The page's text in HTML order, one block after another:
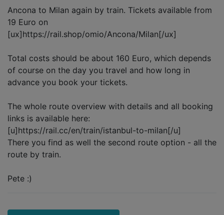
Ancona to Milan again by train. Tickets available from
19 Euro on
[ux]https://rail.shop/omio/Ancona/Milan[/ux]
Total costs should be about 160 Euro, which depends
of course on the day you travel and how long in
advance you book your tickets.
The whole route overview with details and all booking
links is available here:
[u]https://rail.cc/en/train/istanbul-to-milan[/u]
There you find as well the second route option - all the
route by train.
Pete :)